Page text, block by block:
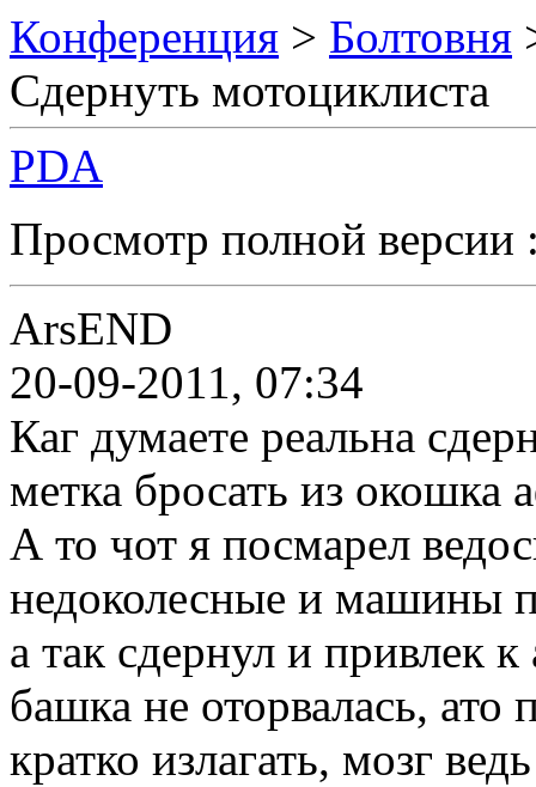
Конференция > Болтовня
Сдернуть мотоциклиста
PDA
Просмотр полной
ArsEND
20-09-2011, 07:34
Каг думаете реальна
метка бросать из
А то чот я посмарел
недоколесные и машины
а так сдернул и привлек
башка не оторвалась, ато
кратко излагать, мозг